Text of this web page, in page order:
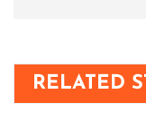
RELATED